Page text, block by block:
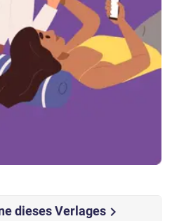
dieses Verlageschevron_right